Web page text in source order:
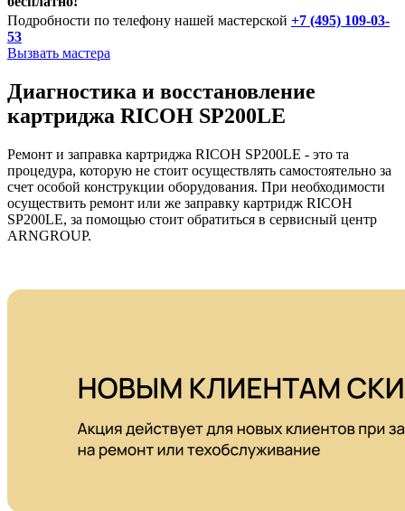
Подробности по телефону нашей мастерской +7 (495) 109-03-
53
Вызвать мастера
Диагностика и восстановление
картриджа RICOH SP200LE
Ремонт и заправка картриджа RICOH SP200LE - это та
процедура, которую не стоит осуществлять самостоятельно за
счет особой конструкции оборудования. При необходимости
осуществить ремонт или же заправку картридж RICOH
SP200LE, за помощью стоит обратиться в сервисный центр
ARNGROUP.